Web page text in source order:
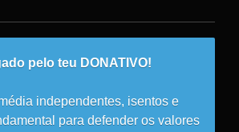
pelo teu DONATIVO!
independentes, isentos e
para defender os valores